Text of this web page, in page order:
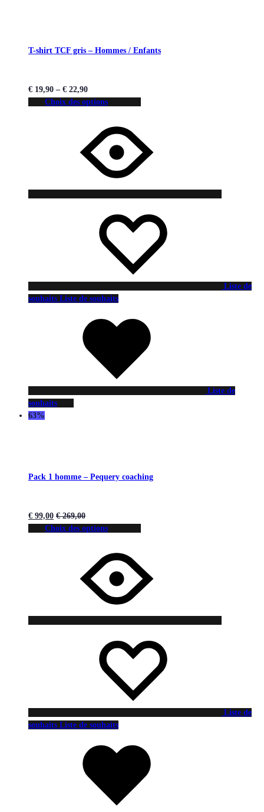
T-shirt TCF gris – Hommes / Enfants
€ 19,90 – € 22,90
Choix des options
Liste de
souhaits Liste de souhaits
Liste de
souhaits
63%
Pack 1 homme – Pequery coaching
€ 99,00 €269,00
Choix des options
Liste de
souhaits Liste de souhaits